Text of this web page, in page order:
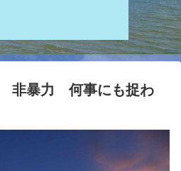
非暴力 何事にも捉わ